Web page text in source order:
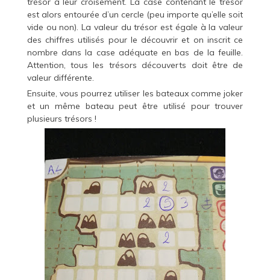
est alors entourée d’un cercle (peu importe qu’elle soit
vide ou non). La valeur du trésor est égale à la valeur
des chiffres utilisés pour le découvrir et on inscrit ce
nombre dans la case adéquate en bas de la feuille.
Attention, tous les trésors découverts doit être de
valeur différente.
Ensuite, vous pourrez utiliser les bateaux comme joker
et un même bateau peut être utilisé pour trouver
plusieurs trésors !